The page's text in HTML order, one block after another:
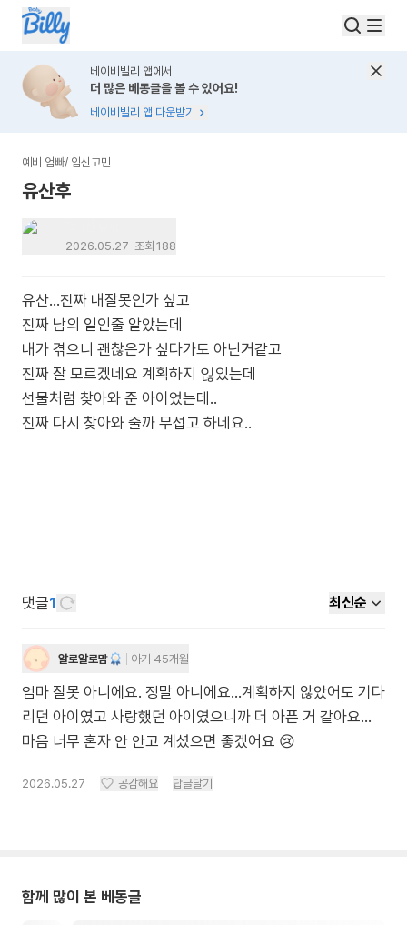
베이비빌리 앱에서
더 많은 베동글을 볼 수 있어요!
베이비빌리 앱 다운받기
예비 엄빠/ 임신고민
유산후
2026.05.27 조회 188
유산...진짜 내잘못인가 싶고
진짜 남의 일인줄 알았는데
내가 겪으니 괜찮은가 싶다가도 아닌거같고
진짜 잘 모르겠네요 계획하지 읺있는데
선물처럼 찾아와 준 아이었는데..
진짜 다시 찾아와 줄까 무섭고 하네요..
댓글1 최신순
알로알로맘 아기 45개월
엄마 잘못 아니에요. 정말 아니에요…계획하지 않았어도 기다
리던 아이였고 사랑했던 아이였으니까 더 아픈 거 같아요…
마음 너무 혼자 안 안고 계셨으면 좋겠어요 😢
2026.05.27 공감해요 답글달기
함께 많이 본 베동글